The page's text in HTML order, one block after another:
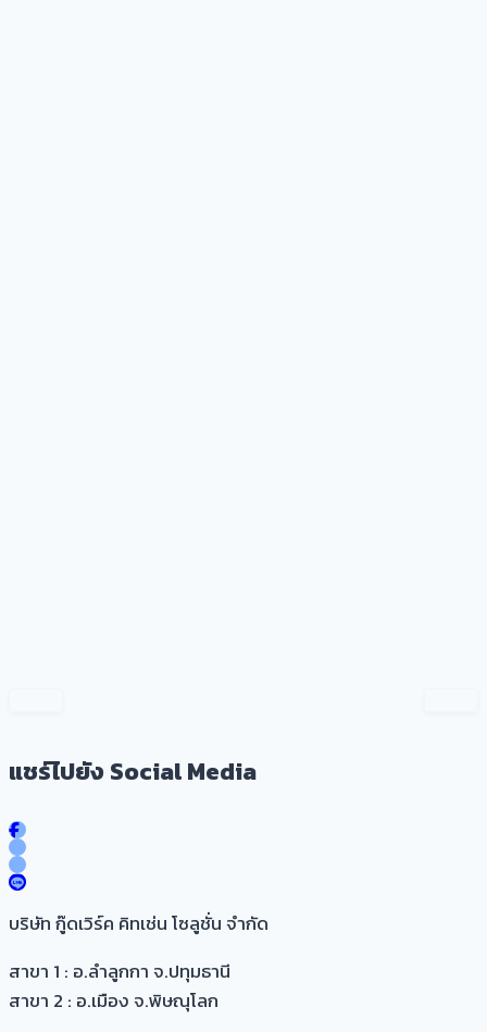
แชร์ไปยัง Social Media
บริษัท กู๊ดเวิร์ค คิทเช่น โซลูชั่น จำกัด
สาขา 1 : อ.ลำลูกกา จ.ปทุมธานี
สาขา 2 : อ.เมือง จ.พิษณุโลก